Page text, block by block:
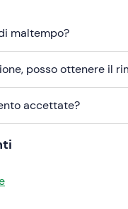
maltempo?
posso ottenere il
accettate?